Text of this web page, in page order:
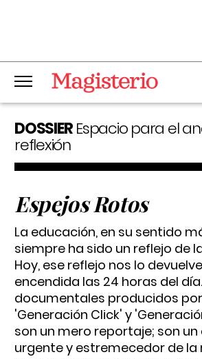
DOSSIEREspacio para el
reflexión
Espejos Rotos
La educación, en su sentido
siempre ha sido un reflejo de
Hoy, ese reflejo nos lo
encendida las 24 horas del
documentales producidos por
'Generación Click' y
son un mero reportaje; son
urgente y estremecedor de la